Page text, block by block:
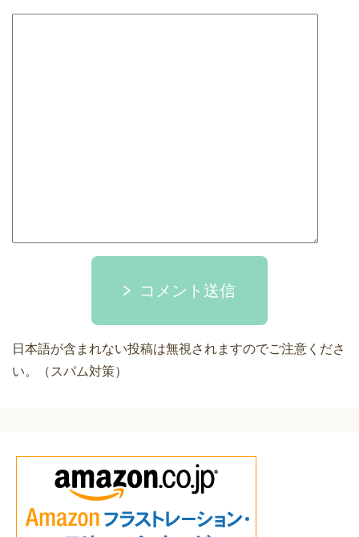
コメント送信
日本語が含まれない投稿は無視されますのでご注意くださ
い。（スパム対策）